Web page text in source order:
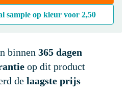
sample op kleur voor 2,50
binnen 365 dagen
op dit product
de laagste prijs